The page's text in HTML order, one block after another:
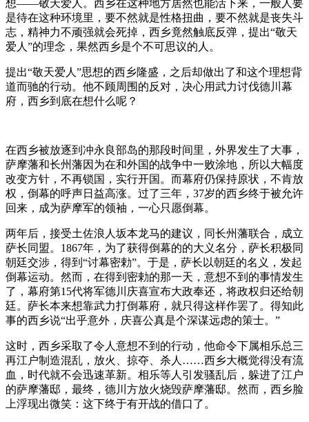
想——敬天爱人。西乡在这种地方居然也能活下来，一般人要
是待在这种环境里，要不然就是性格扭曲，要不然就是丧失斗
志，精神力不顽强就会死掉，西乡竟然触底反弹，提出“敬天
爱人”的理念，果然西乡是个不可思议的人。
提出“敬天爱人”思想的西乡隆盛，之后却做出了和这个理想背
道而驰的行动。他不顾周围的反对，决心用武力讨伐德川幕
府，西乡到底在想什么呢？
在西乡被放逐到冲永良部岛的那段时间里，外界发生了大事，
萨摩藩和长州藩因为在和外国的战争中一败涂地，所以大幅度
改变方针，不再锁国，实行开国。而幕府仍保持原状，不肯放
权，倒幕的呼声日益高涨。过了三年，37岁的西乡终于被允许
回来，成为萨摩军的领袖，一心只愿倒幕。
两年后，接受土佐浪人坂本龙马的建议，同长州藩联合，成立
萨长同盟。1867年，为了获得倒幕的的大义名分，萨长积极同
朝廷交涉，得到“讨幕密勅”。于是，萨长以朝廷的名义，发起
倒幕运动。然而，在得到密勅的那一天，意想不到的事情发生
了，幕府第15代将军德川庆喜宣布大政奉还，将政权归还给朝
廷。萨长本来想靠武力打倒幕府，就只得这样作罢了。得知此
事的西乡说“出乎意外，庆喜公真是个深谋远虑的策士。”
这时，西乡采取了令人意想不到的行动，他命令下属相乐总三
再江户制造混乱，放火、掠夺、杀人……西乡大概觉得没有流
血，时代就不会迅速革新。相乐等人引发骚乱后，躲进了江户
的萨摩藩邸，最终，德川方放火烧毁萨摩藩邸。然而，西乡脸
上浮现出微笑：这下终于有开战的借口了。